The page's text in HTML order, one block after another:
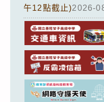
午12點截止)2026-